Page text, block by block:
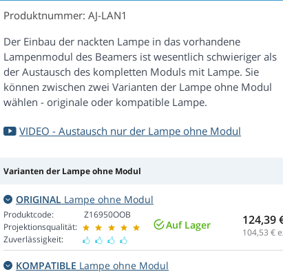
Produktnummer: AJ-LAN1
Der Einbau der nackten Lampe in das vorhandene
Lampenmodul des Beamers ist wesentlich schwieriger als
der Austausch des kompletten Moduls mit Lampe. Sie
können zwischen zwei Varianten der Lampe ohne Modul
wählen - originale oder kompatible Lampe.
VIDEO - Austausch nur der Lampe ohne Modul
Varianten der Lampe ohne Modul
ORIGINAL Lampe ohne Modul
Produktcode:
Projektionsqualität:
Zuverlässigkeit:
Z16950OOB
Auf Lager 124,39
104,53 €
KOMPATIBLE Lampe ohne Modul